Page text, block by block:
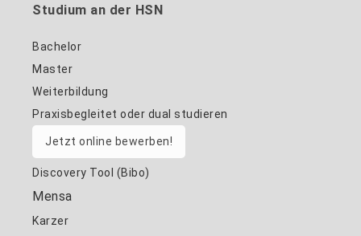
Studium an der HSN
Bachelor
Master
Weiterbildung
Praxisbegleitet oder dual studieren
Jetzt online bewerben!
Discovery Tool (Bibo)
Mensa
Karzer